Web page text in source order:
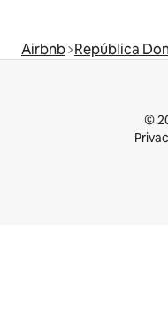
Airbnb República
©